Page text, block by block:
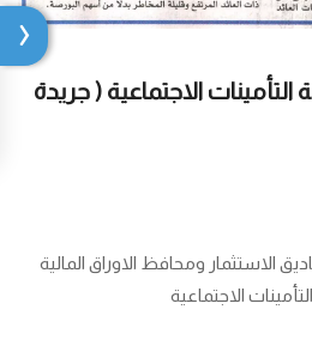
الاجتماعية ( جريدة
الاستثمار ومحافظ الاوراق المالية
الاجتماعية